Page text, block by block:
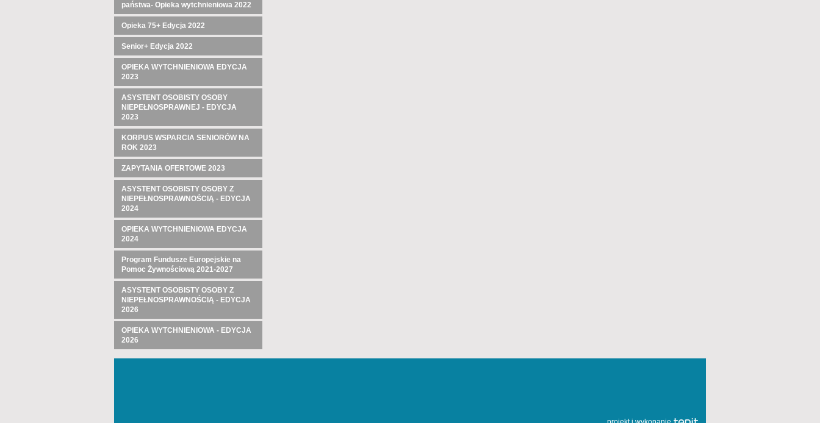
państwa- Opieka wytchnieniowa 2022
Opieka 75+ Edycja 2022
Senior+ Edycja 2022
OPIEKA WYTCHNIENIOWA EDYCJA
2023
ASYSTENT OSOBISTY OSOBY
NIEPEŁNOSPRAWNEJ - EDYCJA
2023
KORPUS WSPARCIA SENIORÓW NA
ROK 2023
ZAPYTANIA OFERTOWE 2023
ASYSTENT OSOBISTY OSOBY Z
NIEPEŁNOSPRAWNOŚCIĄ - EDYCJA
2024
OPIEKA WYTCHNIENIOWA EDYCJA
2024
Program Fundusze Europejskie na
Pomoc Żywnościową 2021-2027
ASYSTENT OSOBISTY OSOBY Z
NIEPEŁNOSPRAWNOŚCIĄ - EDYCJA
2026
OPIEKA WYTCHNIENIOWA - EDYCJA
2026